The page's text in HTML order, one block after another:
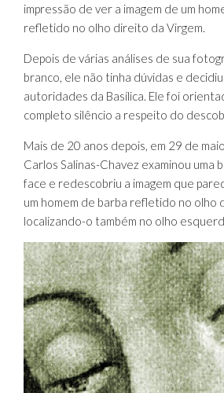
impressão de ver a imagem de um
refletido no olho direito da Virgem.
Depois de várias análises de sua
branco, ele não tinha dúvidas e
autoridades da Basílica. Ele foi
completo silêncio a respeito do
Mais de 20 anos depois, em 29 de
Carlos Salinas-Chavez examinou uma
face e redescobriu a imagem que
um homem de barba refletido no olho
localizando-o também no olho